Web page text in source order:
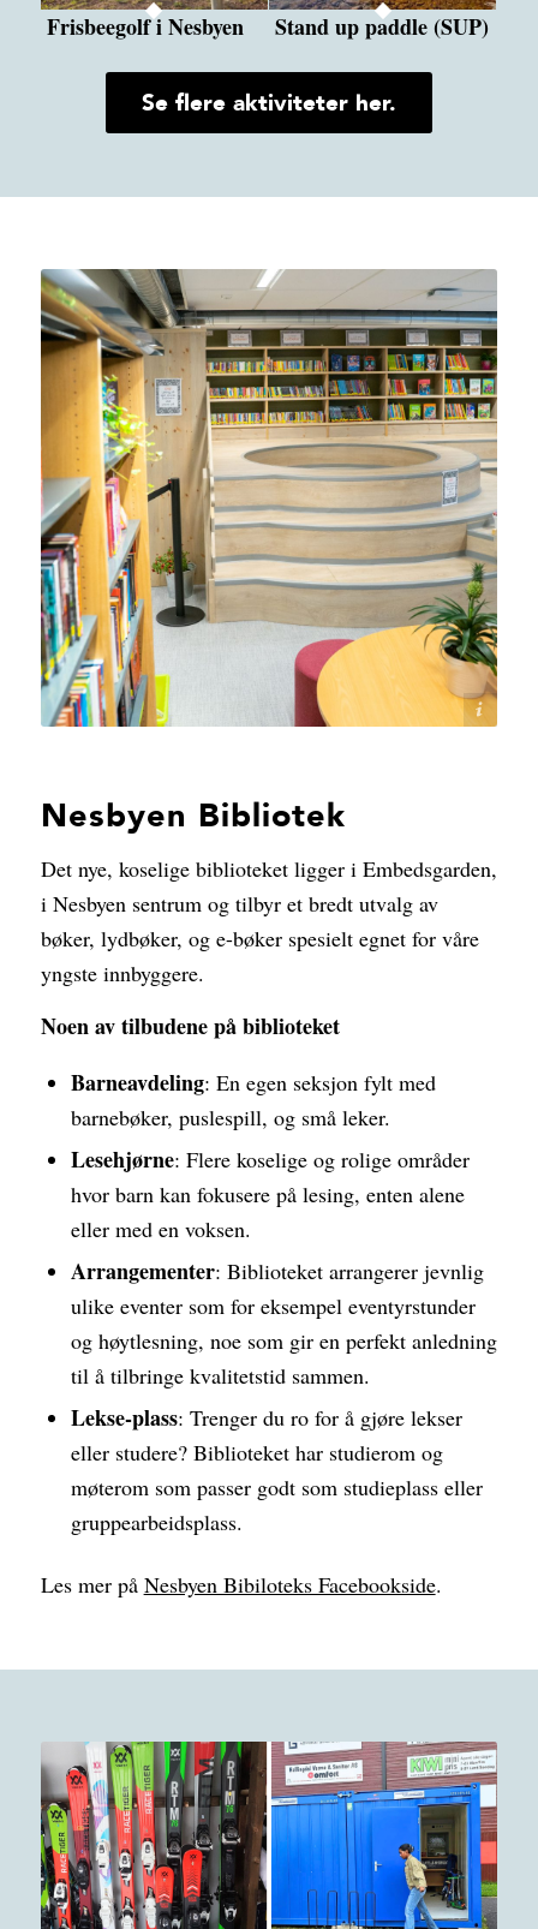
Frisbeegolf i Nesbyen Stand up paddle (SUP)
Se flere aktiviteter her.
Lars Storheim
Nesbyen Bibliotek
Det nye, koselige biblioteket ligger i Embedsgarden,
i Nesbyen sentrum og tilbyr et bredt utvalg av
bøker, lydbøker, og e-bøker spesielt egnet for våre
yngste innbyggere.
Noen av tilbudene på biblioteket
Barneavdeling: En egen seksjon fylt med
barnebøker, puslespill, og små leker.
Lesehjørne: Flere koselige og rolige områder
hvor barn kan fokusere på lesing, enten alene
eller med en voksen.
Arrangementer: Biblioteket arrangerer jevnlig
ulike eventer som for eksempel eventyrstunder
og høytlesning, noe som gir en perfekt anledning
til å tilbringe kvalitetstid sammen.
Lekse-plass: Trenger du ro for å gjøre lekser
eller studere? Biblioteket har studierom og
møterom som passer godt som studieplass eller
gruppearbeidsplass.
Les mer på Nesbyen Bibiloteks Facebookside.